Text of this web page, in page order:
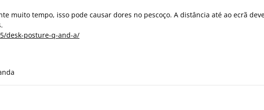
muito tempo, isso pode causar dores no pescoço. A distância até ao ecrã
desk-posture-q-and-a/